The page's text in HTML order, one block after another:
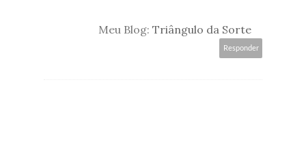
Meu Blog: Triângulo da Sorte
Responder